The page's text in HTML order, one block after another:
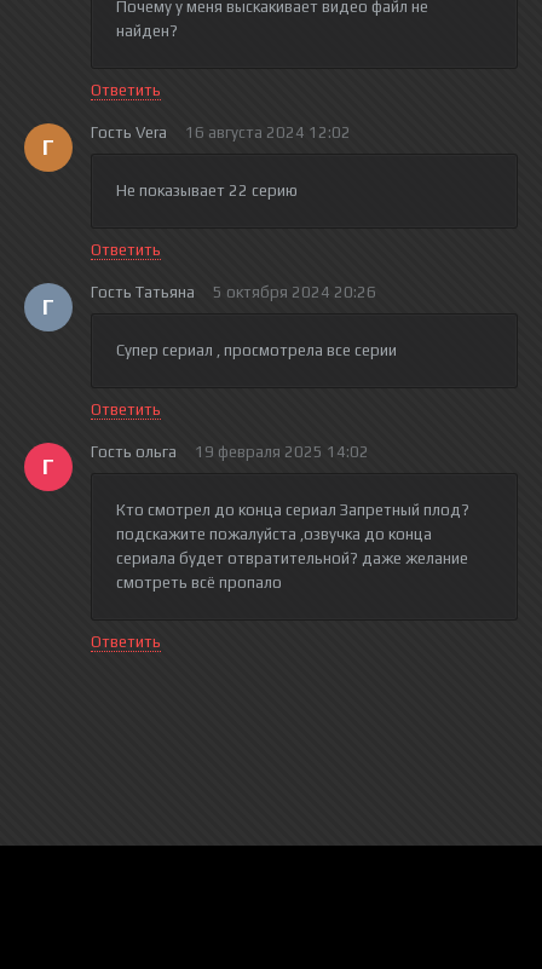
Почему у меня выскакивает видео файл не
найден?
Ответить
Г
Гость Vera 16 августа 2024 12:02
Не показывает 22 серию
Ответить
Г
Гость Татьяна 5 октября 2024 20:26
Супер сериал , просмотрела все серии
Ответить
Г
Гость ольга 19 февраля 2025 14:02
Кто смотрел до конца сериал Запретный плод?
подскажите пожалуйста ,озвучка до конца
сериала будет отвратительной? даже желание
смотреть всё пропало
Ответить